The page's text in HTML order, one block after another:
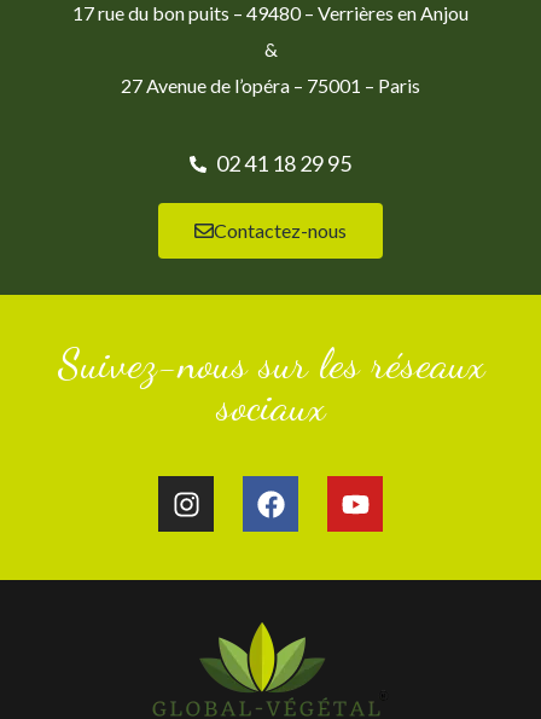
17 rue du bon puits – 49480 – Verrières en Anjou
&
27 Avenue de l’opéra – 75001 – Paris
02 41 18 29 95
Contactez-nous
Suivez-nous sur les réseaux
sociaux